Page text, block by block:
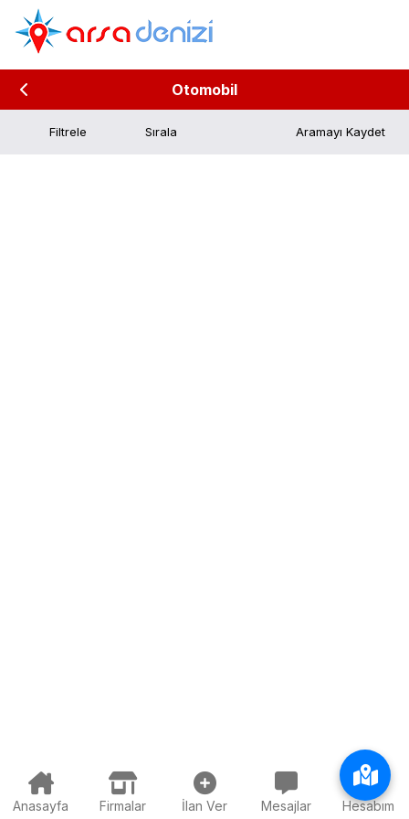
Otomobil
Filtrele Aramayı Kaydet
Anasayfa Firmalar İlan Ver Mesajlar Hesabım